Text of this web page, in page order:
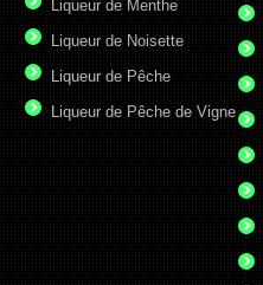
Liqueur de Menthe
Liqueur de Noisette
Liqueur de Pêche
Liqueur de Pêche de Vigne